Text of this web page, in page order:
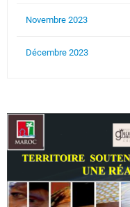
Novembre 2023
Décembre 2023